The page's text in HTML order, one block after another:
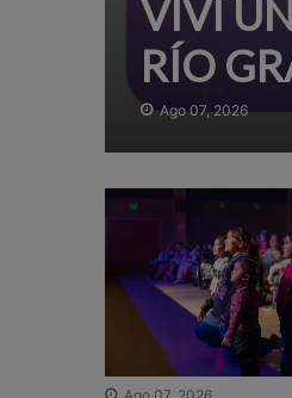
VIVÍ
RÍO
Ago 07, 2026